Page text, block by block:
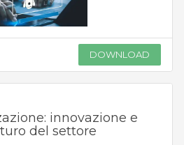
DOWNLOAD
innovazione e
del settore